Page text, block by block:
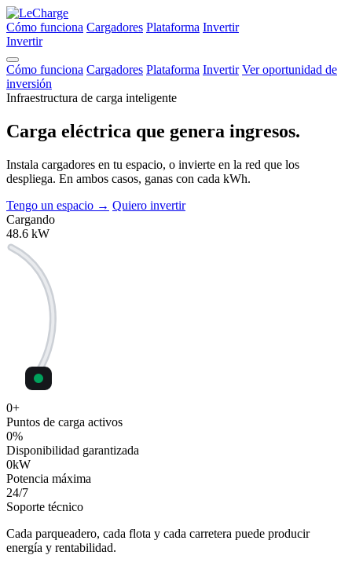
Cómo funciona Cargadores Plataforma Invertir
Invertir
Cómo funciona Cargadores Plataforma Invertir Ver oportunidad de
inversión
Infraestructura de carga inteligente
Carga eléctrica que genera ingresos.
Instala cargadores en tu espacio, o invierte en la red que los
despliega. En ambos casos, ganas con cada kWh.
Tengo un espacio → Quiero invertir
Cargando
48.6 kW
0+
Puntos de carga activos
0%
Disponibilidad garantizada
0kW
Potencia máxima
24/7
Soporte técnico
Cada parqueadero, cada flota y cada carretera puede producir
energía y rentabilidad.